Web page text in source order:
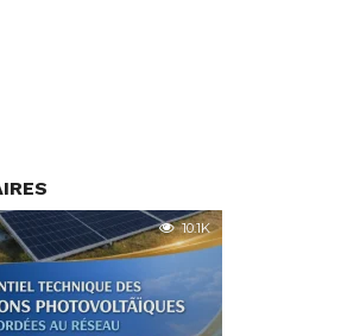
10.1K